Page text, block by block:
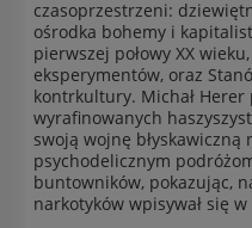
czasoprzestrzeni:
ośrodka bohemy i
pierwszej połowy XX
eksperymentów, oraz
kontrkultury. Michał
wyrafinowanych
swoją wojnę
psychodelicznym
buntowników, pokazując,
narkotyków wpisywał się